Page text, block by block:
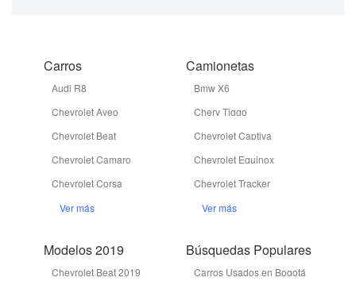
Carros
Audi R8
Chevrolet Aveo
Chevrolet Beat
Chevrolet Camaro
Chevrolet Corsa
Ver más
Camionetas
Bmw X6
Chery Tiggo
Chevrolet Captiva
Chevrolet Equinox
Chevrolet Tracker
Ver más
Modelos 2019
Chevrolet Beat 2019
Búsquedas Populares
Carros Usados en Bogotá